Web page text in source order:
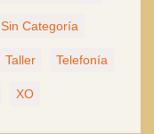
Sin Categoría
Taller Telefonía
XO